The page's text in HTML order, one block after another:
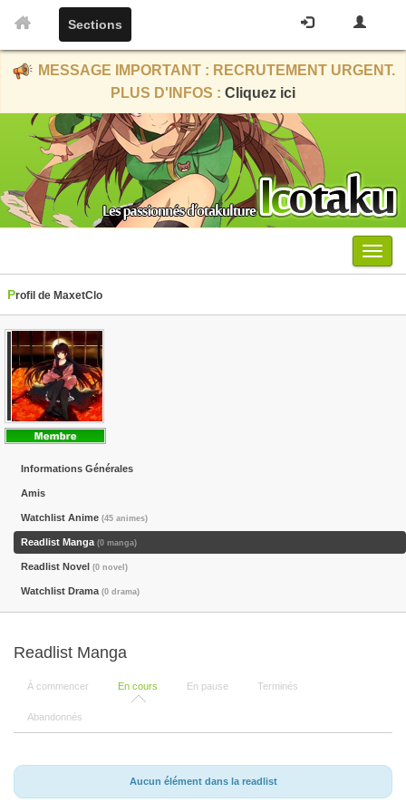
Sections
MESSAGE IMPORTANT : RECRUTEMENT URGENT.
PLUS D'INFOS : Cliquez ici
Menu
Profil de MaxetClo
Informations Générales
Amis
Watchlist Anime (45 animes)
Readlist Manga (0 manga)
Readlist Novel (0 novel)
Watchlist Drama (0 drama)
Readlist Manga
À commencer En cours En pause Terminés
Abandonnés
Aucun élément dans la readlist